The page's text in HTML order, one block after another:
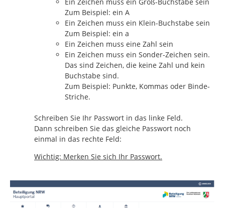
Zum Beispiel: ein A
Ein Zeichen muss ein Klein-Buchstabe sein
Zum Beispiel: ein a
Ein Zeichen muss eine Zahl sein
Ein Zeichen muss ein Sonder-Zeichen sein.
Das sind Zeichen, die keine Zahl und kein
Buchstabe sind.
Zum Beispiel: Punkte, Kommas oder Binde-
Striche.
Schreiben Sie Ihr Passwort in das linke Feld.
Dann schreiben Sie das gleiche Passwort noch
einmal in das rechte Feld:
Wichtig: Merken Sie sich Ihr Passwort.